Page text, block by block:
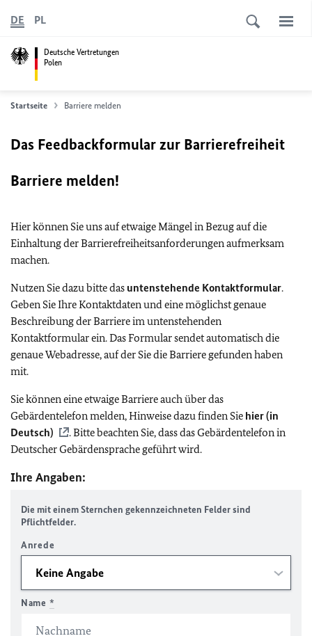
Deutsche Vertretungen
Polen
DE PL
Startseite Barriere melden
Das Feedbackformular zur Barrierefreiheit
Barriere melden!
Hier können Sie uns auf etwaige Mängel in Bezug auf die
Einhaltung der Barrierefreiheitsanforderungen aufmerksam
machen.
Nutzen Sie dazu bitte das untenstehende Kontaktformular.
Geben Sie Ihre Kontaktdaten und eine möglichst genaue
Beschreibung der Barriere im untenstehenden
Kontaktformular ein. Das Formular sendet automatisch die
genaue Webadresse, auf der Sie die Barriere gefunden haben
mit.
Sie können eine etwaige Barriere auch über das
Gebärdentelefon melden, Hinweise dazu finden Sie hier (in
Deutsch)
. Bitte beachten Sie, dass das Gebärdentelefon in
Deutscher Gebärdensprache geführt wird.
Ihre Angaben:
Die mit einem Sternchen gekennzeichneten Felder sind
Pflichtfelder.
Anrede
Name *